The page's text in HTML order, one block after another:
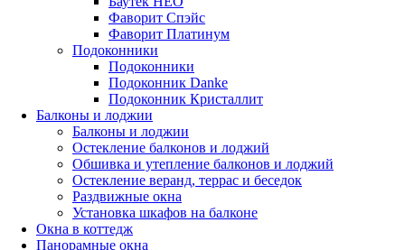
Фаворит Спэйс
Фаворит Платинум
Подоконники
Подоконники
Подоконник Danke
Подоконник Кристаллит
Балконы и лоджии
Балконы и лоджии
Остекление балконов и лоджий
Обшивка и утепление балконов и лоджий
Остекление веранд, террас и беседок
Раздвижные окна
Установка шкафов на балконе
Окна в коттедж
Панорамные окна